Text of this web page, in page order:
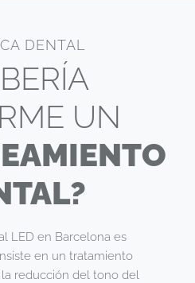
DENTAL
UN
LED en Barcelona es
en un tratamiento
reducción del tono del